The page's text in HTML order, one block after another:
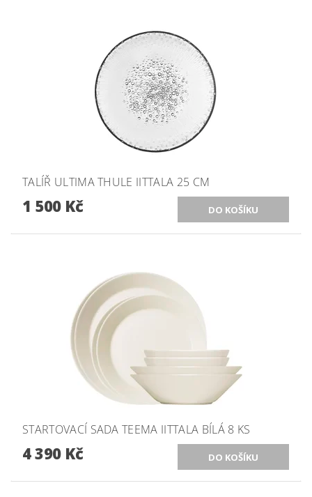
TALÍŘ ULTIMA THULE IITTALA 25 CM
1 500 Kč
STARTOVACÍ SADA TEEMA IITTALA BÍLÁ 8 KS
4 390 Kč